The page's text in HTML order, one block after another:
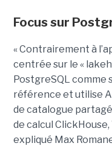
Focus sur
« Contrairement à
centrée sur le «
PostgreSQL comme
référence et utilise
de catalogue
de calcul
expliqué Max